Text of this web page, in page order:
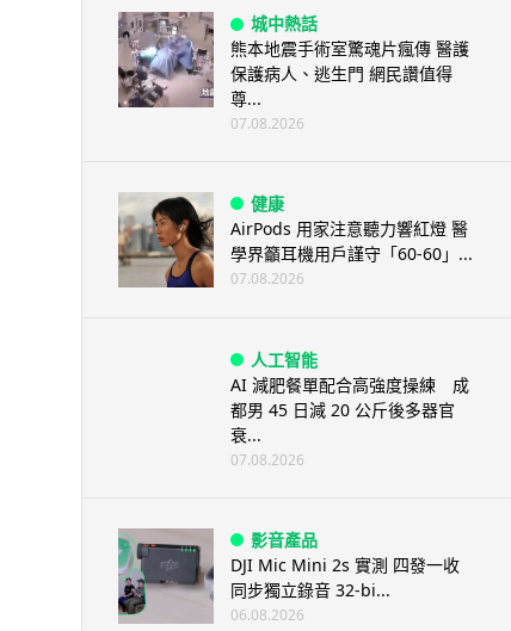
城中熱話
熊本地震手術室驚魂片瘋傳 醫護
保護病人、逃生門 網民讚值得
尊...
07.08.2026
健康
AirPods 用家注意聽力響紅燈 醫
學界籲耳機用戶謹守「60-60」...
07.08.2026
人工智能
AI 減肥餐單配合高強度操練 成
都男 45 日減 20 公斤後多器官
衰...
07.08.2026
影音產品
DJI Mic Mini 2s 實測 四發一收
同步獨立錄音 32-bi...
06.08.2026